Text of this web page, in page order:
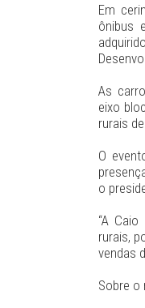
Em
ônibus
As
eixo
rurais
O
o
“A
rurais,
vendas
Sobre o